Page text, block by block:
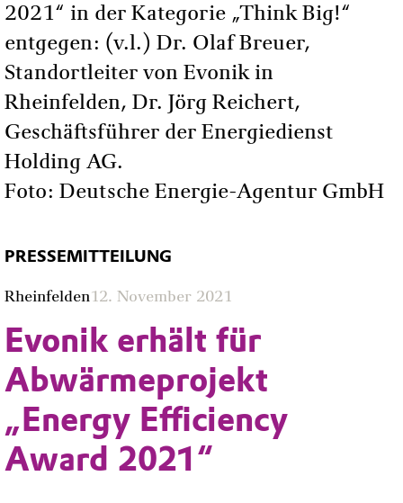
2021“ in der Kategorie „Think Big!“
entgegen: (v.l.) Dr. Olaf Breuer,
Standortleiter von Evonik in
Rheinfelden, Dr. Jörg Reichert,
Geschäftsführer der Energiedienst
Holding AG.
Foto: Deutsche Energie-Agentur GmbH
PRESSEMITTEILUNG
Rheinfelden12. November 2021
Evonik erhält für
Abwärmeprojekt
„Energy Efficiency
Award 2021“